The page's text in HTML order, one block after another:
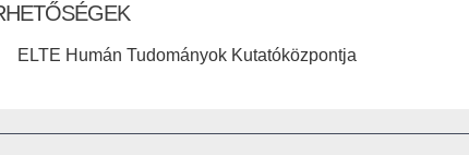
ELTE Humán Tudományok Kutatóközpontja